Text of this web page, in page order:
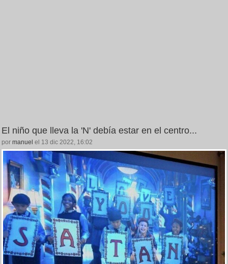
El niño que lleva la 'N' debía estar en el centro...
por manuel el 13 dic 2022, 16:02